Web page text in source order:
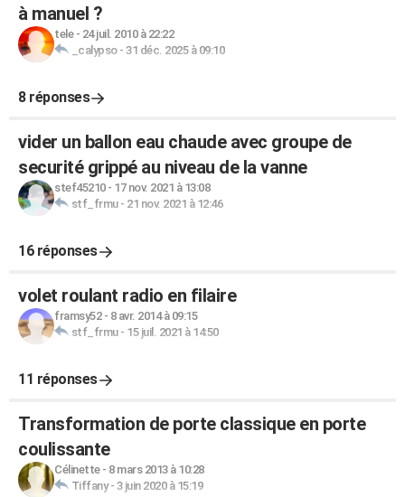
à manuel ?
tele- 24 juil. 2010 à 22:22
_calypso- 31 déc. 2025 à 09:10
8 réponses
vider un ballon eau chaude avec groupe de
securité grippé au niveau de la vanne
stef45210- 17 nov. 2021 à 13:08
stf_frmu- 21 nov. 2021 à 12:46
16 réponses
volet roulant radio en filaire
framsy52- 8 avr. 2014 à 09:15
stf_frmu- 15 juil. 2021 à 14:50
11 réponses
Transformation de porte classique en porte
coulissante
Célinette- 8 mars 2013 à 10:28
Tiffany- 3 juin 2020 à 15:19